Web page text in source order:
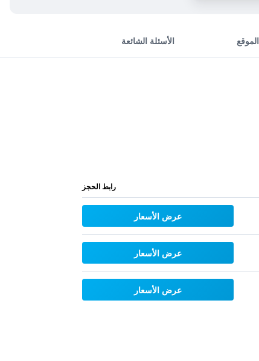
الموقع الأسئلة الشائعة
رابط الحجز
عرض الأسعار
عرض الأسعار
عرض الأسعار